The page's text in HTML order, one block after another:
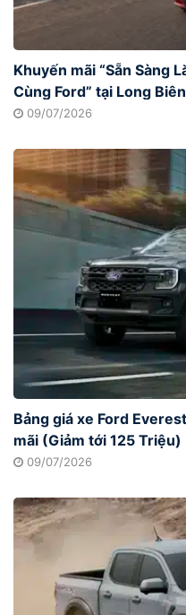
Khuyến mãi “Sẵn Sàng
Cùng Ford” tại Long
09/07/2026
Bảng giá xe Ford
mãi (Giảm tới 125 Triệu)
09/07/2026